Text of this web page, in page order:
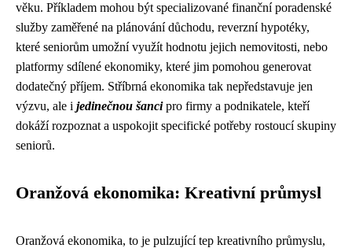
věku. Příkladem mohou být specializované finanční poradenské
služby zaměřené na plánování důchodu, reverzní hypotéky,
které seniorům umožní využít hodnotu jejich nemovitosti, nebo
platformy sdílené ekonomiky, které jim pomohou generovat
dodatečný příjem. Stříbrná ekonomika tak nepředstavuje jen
výzvu, ale i jedinečnou šancipro firmy a podnikatele, kteří
dokáží rozpoznat a uspokojit specifické potřeby rostoucí skupiny
seniorů.
Oranžová ekonomika: Kreativní průmysl
Oranžová ekonomika, to je pulzující tep kreativního průmyslu,